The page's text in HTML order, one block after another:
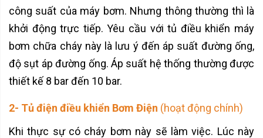
công suất của máy bơm. Nhưng thông thường thì là
khởi động trực tiếp. Yêu cầu với tủ điều khiển máy
bơm chữa cháy này là lưu ý đến áp suất đường ống,
độ sụt áp đường ống. Áp suất hệ thống thường được
thiết kế 8 bar đến 10 bar.
2- Tủ điện điều khiển Bơm Điện (hoạt động chính)
Khi thực sự có cháy bơm này sẽ làm việc. Lúc này